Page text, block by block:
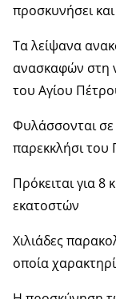
προσκυνήσει
Τα λείψανα
ανασκαφών στη
του Αγίου
Φυλάσσονται
παρεκκλήσι του
Πρόκειται για 8
εκατοστών
Χιλιάδες
οποία